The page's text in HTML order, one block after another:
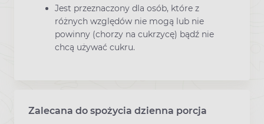
Jest przeznaczony dla osób, które z
różnych względów nie mogą lub nie
powinny (chorzy na cukrzycę) bądź nie
chcą używać cukru.
Zalecana do spożycia dzienna porcja